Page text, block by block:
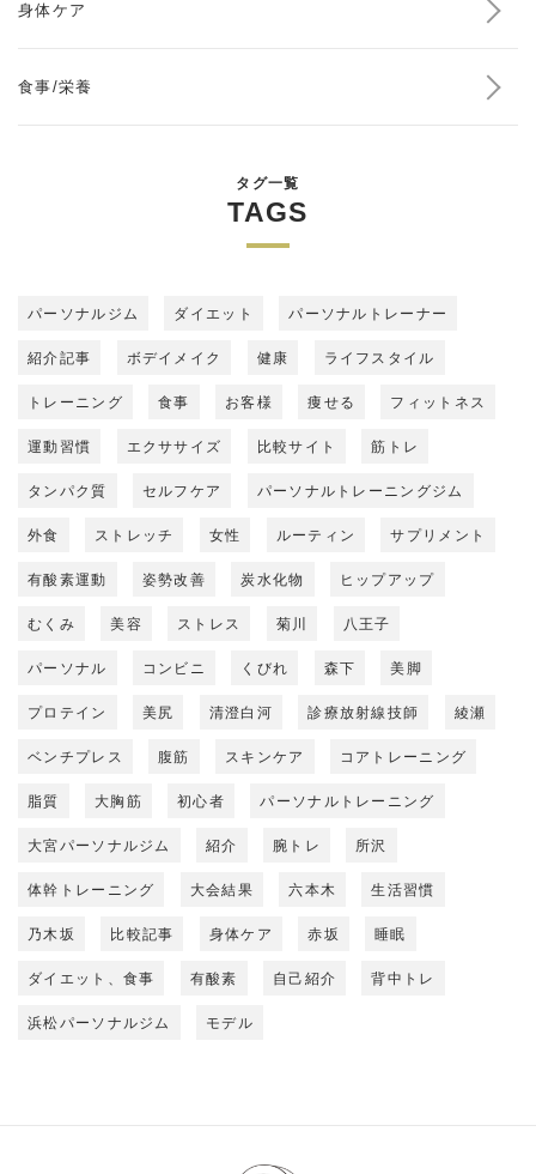
身体ケア
食事/栄養
タグ一覧
TAGS
パーソナルジム ダイエット パーソナルトレーナー
紹介記事 ボデイメイク 健康 ライフスタイル
トレーニング 食事 お客様 痩せる フィットネス
運動習慣 エクササイズ 比較サイト 筋トレ
タンパク質 セルフケア パーソナルトレーニングジム
外食 ストレッチ 女性 ルーティン サプリメント
有酸素運動 姿勢改善 炭水化物 ヒップアップ
むくみ 美容 ストレス 菊川 八王子
パーソナル コンビニ くびれ 森下 美脚
プロテイン 美尻 清澄白河 診療放射線技師 綾瀬
ベンチプレス 腹筋 スキンケア コアトレーニング
脂質 大胸筋 初心者 パーソナルトレーニング
大宮パーソナルジム 紹介 腕トレ 所沢
体幹トレーニング 大会結果 六本木 生活習慣
乃木坂 比較記事 身体ケア 赤坂 睡眠
ダイエット、食事 有酸素 自己紹介 背中トレ
浜松パーソナルジム モデル